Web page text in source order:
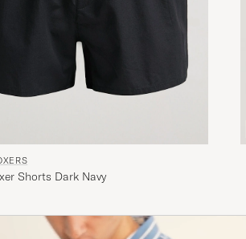
Shorts Dark Navy